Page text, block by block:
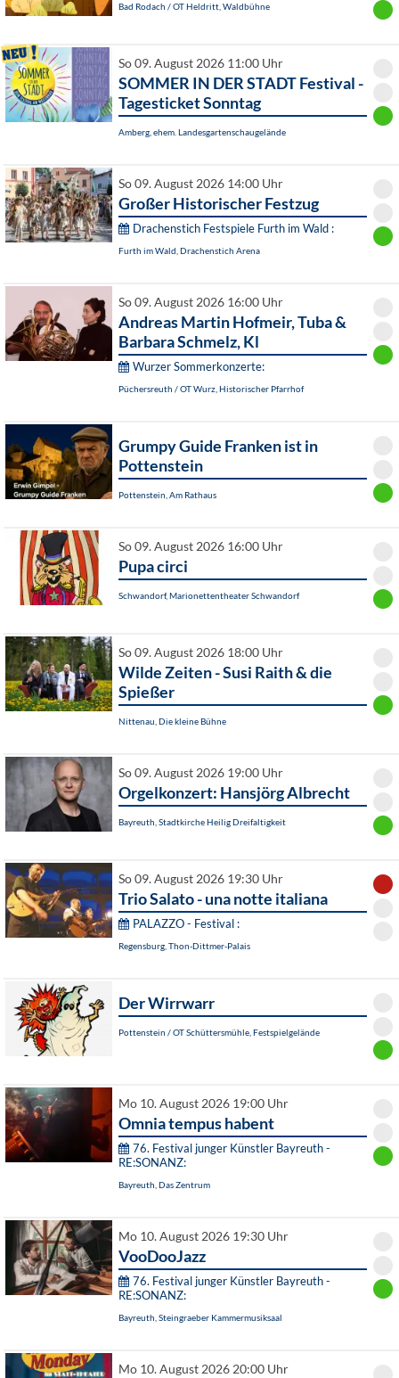
Bad Rodach / OT Heldritt, Waldbühne
So 09. August 2026 11:00 Uhr
SOMMER IN DER STADT Festival -
Tagesticket Sonntag
Amberg, ehem. Landesgartenschaugelände
So 09. August 2026 14:00 Uhr
Großer Historischer Festzug
Drachenstich Festspiele Furth im Wald :
Furth im Wald, Drachenstich Arena
So 09. August 2026 16:00 Uhr
Andreas Martin Hofmeir, Tuba &
Barbara Schmelz, Kl
Wurzer Sommerkonzerte:
Püchersreuth / OT Wurz, Historischer Pfarrhof
Grumpy Guide Franken ist in
Pottenstein
Pottenstein, Am Rathaus
So 09. August 2026 16:00 Uhr
Pupa circi
Schwandorf, Marionettentheater Schwandorf
So 09. August 2026 18:00 Uhr
Wilde Zeiten - Susi Raith & die
Spießer
Nittenau, Die kleine Bühne
So 09. August 2026 19:00 Uhr
Orgelkonzert: Hansjörg Albrecht
Bayreuth, Stadtkirche Heilig Dreifaltigkeit
So 09. August 2026 19:30 Uhr
Trio Salato - una notte italiana
PALAZZO - Festival :
Regensburg, Thon-Dittmer-Palais
Der Wirrwarr
Pottenstein / OT Schüttersmühle, Festspielgelände
Mo 10. August 2026 19:00 Uhr
Omnia tempus habent
76. Festival junger Künstler Bayreuth -
RE:SONANZ:
Bayreuth, Das Zentrum
Mo 10. August 2026 19:30 Uhr
VooDooJazz
76. Festival junger Künstler Bayreuth -
RE:SONANZ:
Bayreuth, Steingraeber Kammermusiksaal
Mo 10. August 2026 20:00 Uhr